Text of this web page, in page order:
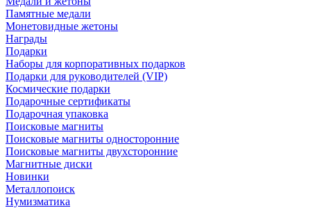
Памятные медали
Монетовидные жетоны
Награды
Подарки
Наборы для корпоративных подарков
Подарки для руководителей (VIP)
Космические подарки
Подарочные сертификаты
Подарочная упаковка
Поисковые магниты
Поисковые магниты односторонние
Поисковые магниты двухсторонние
Магнитные диски
Новинки
Металлопоиск
Нумизматика